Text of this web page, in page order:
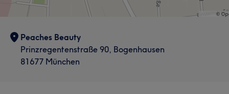
Peaches Beauty
Prinzregentenstraße 90, Bogenhausen
81677 München